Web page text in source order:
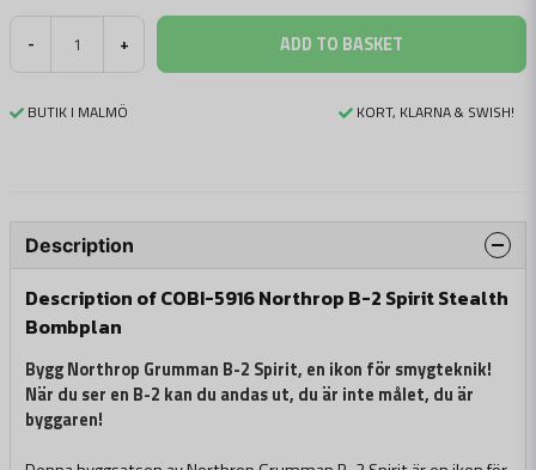
- + ADD TO BASKET
BUTIK I MALMÖ KORT, KLARNA & SWISH!
Description
Description of COBI-5916 Northrop B-2 Spirit Stealth
Bombplan
Bygg Northrop Grumman B-2 Spirit, en ikon för smygteknik!
När du ser en B-2 kan du andas ut, du är inte målet, du är
byggaren!